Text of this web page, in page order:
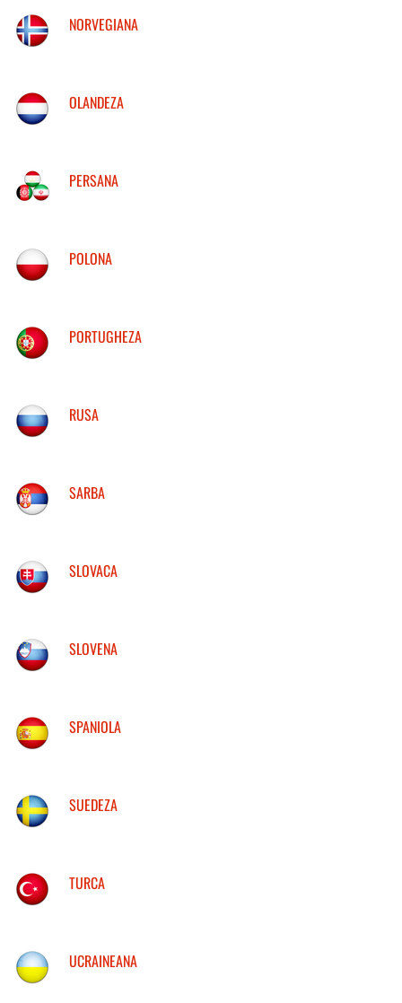
NORVEGIANA
OLANDEZA
PERSANA
POLONA
PORTUGHEZA
RUSA
SARBA
SLOVACA
SLOVENA
SPANIOLA
SUEDEZA
TURCA
UCRAINEANA